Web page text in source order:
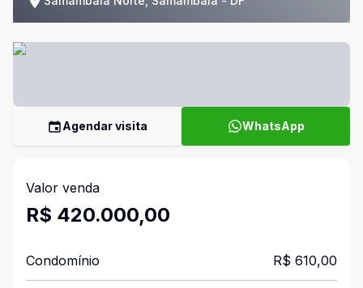
Agendar visita WhatsApp
Valor venda
R$ 420.000,00
Condomínio R$ 610,00